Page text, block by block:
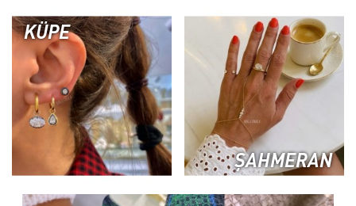
KÜPE
ŞAHMERAN